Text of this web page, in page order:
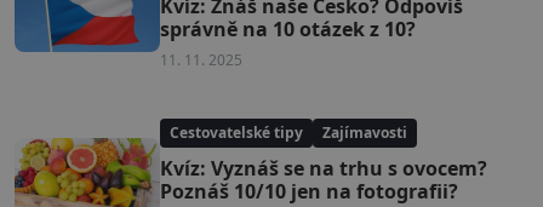
Kvíz: Znáš naše Česko? Odpovíš
správně na 10 otázek z 10?
11. 11. 2025
Cestovatelské tipy Zajímavosti
Kvíz: Vyznáš se na trhu s ovocem?
Poznáš 10/10 jen na fotografii?